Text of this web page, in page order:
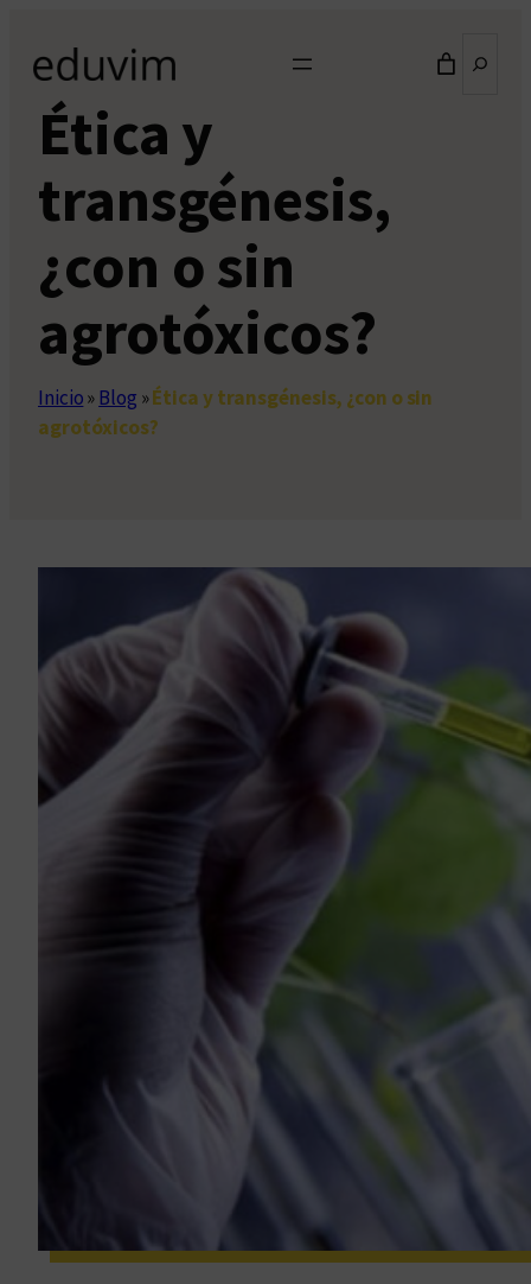
contenido
Ética y
transgénesis,
¿con o sin
agrotóxicos?
Inicio» Blog »Ética y transgénesis, ¿con o sin
agrotóxicos?